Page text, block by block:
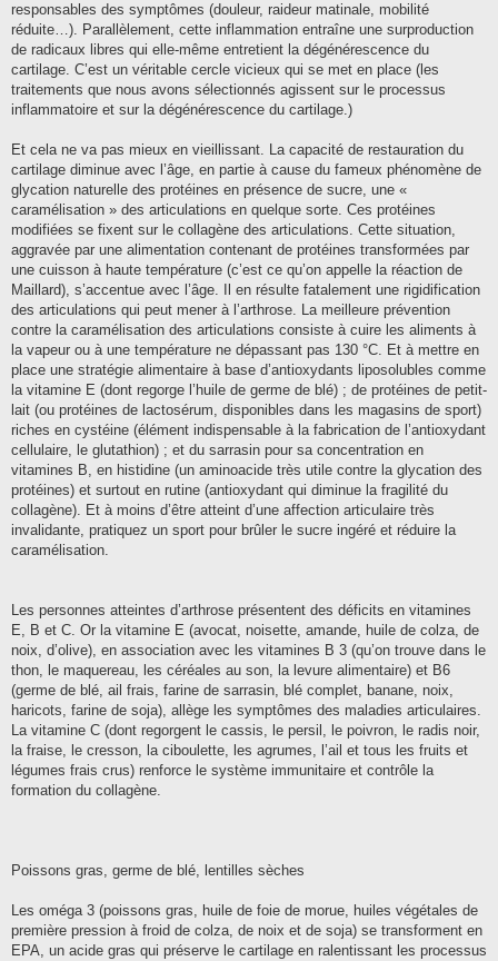
responsables des symptômes (douleur, raideur matinale, mobilité
réduite…). Parallèlement, cette inflammation entraîne une surproduction
de radicaux libres qui elle-même entretient la dégénérescence du
cartilage. C’est un véritable cercle vicieux qui se met en place (les
traitements que nous avons sélectionnés agissent sur le processus
inflammatoire et sur la dégénérescence du cartilage.)
Et cela ne va pas mieux en vieillissant. La capacité de restauration du
cartilage diminue avec l’âge, en partie à cause du fameux phénomène de
glycation naturelle des protéines en présence de sucre, une «
caramélisation » des articulations en quelque sorte. Ces protéines
modifiées se fixent sur le collagène des articulations. Cette situation,
aggravée par une alimentation contenant de protéines transformées par
une cuisson à haute température (c’est ce qu’on appelle la réaction de
Maillard), s’accentue avec l’âge. Il en résulte fatalement une rigidification
des articulations qui peut mener à l’arthrose. La meilleure prévention
contre la caramélisation des articulations consiste à cuire les aliments à
la vapeur ou à une température ne dépassant pas 130 °C. Et à mettre en
place une stratégie alimentaire à base d’antioxydants liposolubles comme
la vitamine E (dont regorge l’huile de germe de blé) ; de protéines de petit-
lait (ou protéines de lactosérum, disponibles dans les magasins de sport)
riches en cystéine (élément indispensable à la fabrication de l’antioxydant
cellulaire, le glutathion) ; et du sarrasin pour sa concentration en
vitamines B, en histidine (un aminoacide très utile contre la glycation des
protéines) et surtout en rutine (antioxydant qui diminue la fragilité du
collagène). Et à moins d’être atteint d’une affection articulaire très
invalidante, pratiquez un sport pour brûler le sucre ingéré et réduire la
caramélisation.
Les personnes atteintes d’arthrose présentent des déficits en vitamines
E, B et C. Or la vitamine E (avocat, noisette, amande, huile de colza, de
noix, d’olive), en association avec les vitamines B 3 (qu’on trouve dans le
thon, le maquereau, les céréales au son, la levure alimentaire) et B6
(germe de blé, ail frais, farine de sarrasin, blé complet, banane, noix,
haricots, farine de soja), allège les symptômes des maladies articulaires.
La vitamine C (dont regorgent le cassis, le persil, le poivron, le radis noir,
la fraise, le cresson, la ciboulette, les agrumes, l’ail et tous les fruits et
légumes frais crus) renforce le système immunitaire et contrôle la
formation du collagène.
Poissons gras, germe de blé, lentilles sèches
Les oméga 3 (poissons gras, huile de foie de morue, huiles végétales de
première pression à froid de colza, de noix et de soja) se transforment en
EPA, un acide gras qui préserve le cartilage en ralentissant les processus